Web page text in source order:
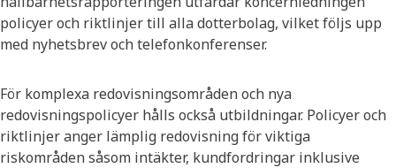
policyer och riktlinjer till alla dotterbolag, vilket följs upp
med nyhetsbrev och telefonkonferenser.
För komplexa redovisningsområden och nya
redovisningspolicyer hålls också utbildningar. Policyer och
riktlinjer anger lämplig redovisning för viktiga
riskområden såsom intäkter, kundfordringar inklusive